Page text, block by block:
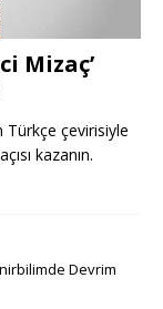
Mizaç’
Türkçe çevirisiyle
kazanın.
Devrim